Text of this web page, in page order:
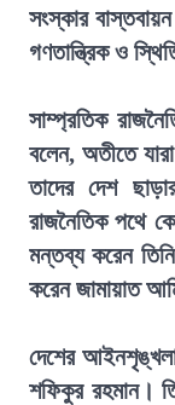
সংস্কার
গণতান্ত্রিক ও
সাম্প্রতিক
বলেন, অতীতে
তাদের দেশ
রাজনৈতিক পথে
মন্তব্য করেন
করেন জামায়াত
দেশের
শফিকুর রহমান।